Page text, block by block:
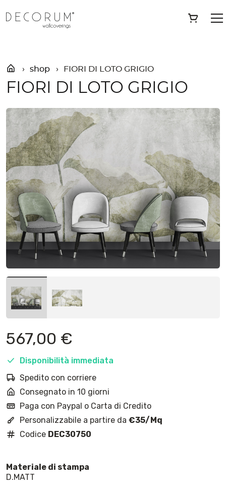
shop FIORI DI LOTO GRIGIO
Save
FIORI DI LOTO GRIGIO
567,00 €
Disponibilità immediata
Spedito con corriere
Consegnato in 10 giorni
Paga con Paypal o Carta di Credito
Personalizzabile a partire da€35/Mq
Codice DEC30750
D.MATT